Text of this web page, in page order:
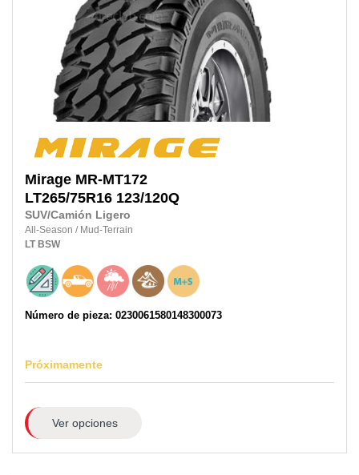
Mirage MR-MT172
LT265/75R16 123/120Q
SUV/Camión Ligero
All-Season / Mud-Terrain
LT BSW
Número de pieza: 0230061580148300073
Próximamente
Ver opciones